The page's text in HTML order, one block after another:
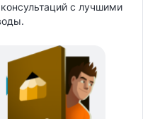
с лучшими